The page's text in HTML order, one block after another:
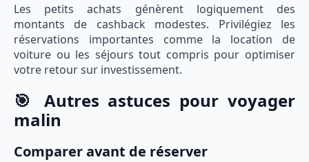
Les petits achats génèrent logiquement des
montants de cashback modestes. Privilégiez les
réservations importantes comme la location de
voiture ou les séjours tout compris pour optimiser
votre retour sur investissement.
🎯 Autres astuces pour voyager
malin
Comparer avant de réserver